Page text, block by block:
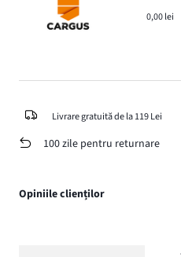
0,00 lei
Livrare gratuită de la 119 Lei
100 zile pentru returnare
Opiniile clienților